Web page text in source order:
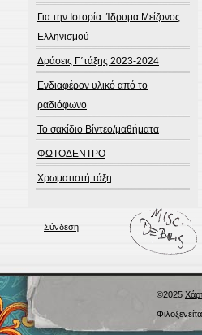
Για την Ιστορία: Ίδρυμα Μείζονος
Ελληνισμού
Δράσεις Γ΄τάξης 2023-2024
Ενδιαφέρον υλικό από το
ραδιόφωνο
Το σακίδιο Βίντεο/μαθήματα
ΦΩΤΟΔΕΝΤΡΟ
Χρωματιστή τάξη
Σύνδεση
©2025